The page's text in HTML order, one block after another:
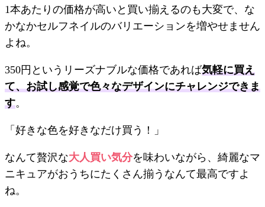
1本あたりの価格が高いと買い揃えるのも大変で、な
かなかセルフネイルのバリエーションを増やせません
よね。
350円というリーズナブルな価格であれば気軽に買え
て、お試し感覚で色々なデザインにチャレンジできま
す。
「好きな色を好きなだけ買う！」
なんて贅沢な大人買い気分を味わいながら、綺麗なマ
ニキュアがおうちにたくさん揃うなんて最高ですよ
ね。